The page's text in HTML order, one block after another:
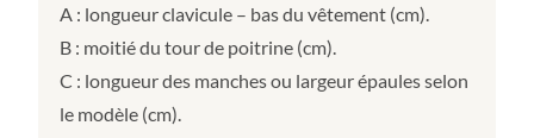
A : longueur clavicule – bas du vêtement (cm).
B : moitié du tour de poitrine (cm).
C : longueur des manches ou largeur épaules selon
le modèle (cm).